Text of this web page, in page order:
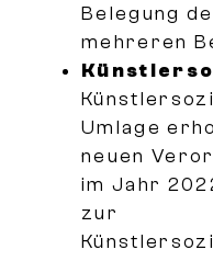
Belegung
mehreren
Umlage
neuen
im Jahr
zur